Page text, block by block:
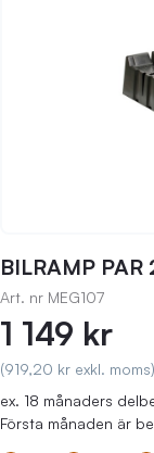
BILRAMP
Art. nr MEG107
1 149 kr
(919,20 kr exkl. moms)
ex. 18 månaders
Första månaden är